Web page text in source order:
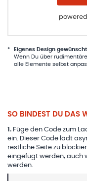
*
Eigenes Design
Wenn Du über
alle Elemente selbst
SO BINDEST DU DAS
1 . Füge den Code zum
ein. Dieser Code lädt
restliche Seite zu
eingefügt werden, auch
werden.